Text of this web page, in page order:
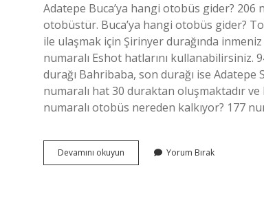
Adatepe Buca’ya hangi otobüs gider?
otobüstür. Buca’ya hangi otobüs gider?
ile ulaşmak için Şirinyer durağında
numaralı Eshot hatlarını kullanabilirsiniz.
durağı Bahribaba, son durağı ise Adatepe
numaralı hat 30 duraktan oluşmaktadır
numaralı otobüs nereden kalkıyor? 177
Devamını okuyun
Adatepe
Yorum Bırak